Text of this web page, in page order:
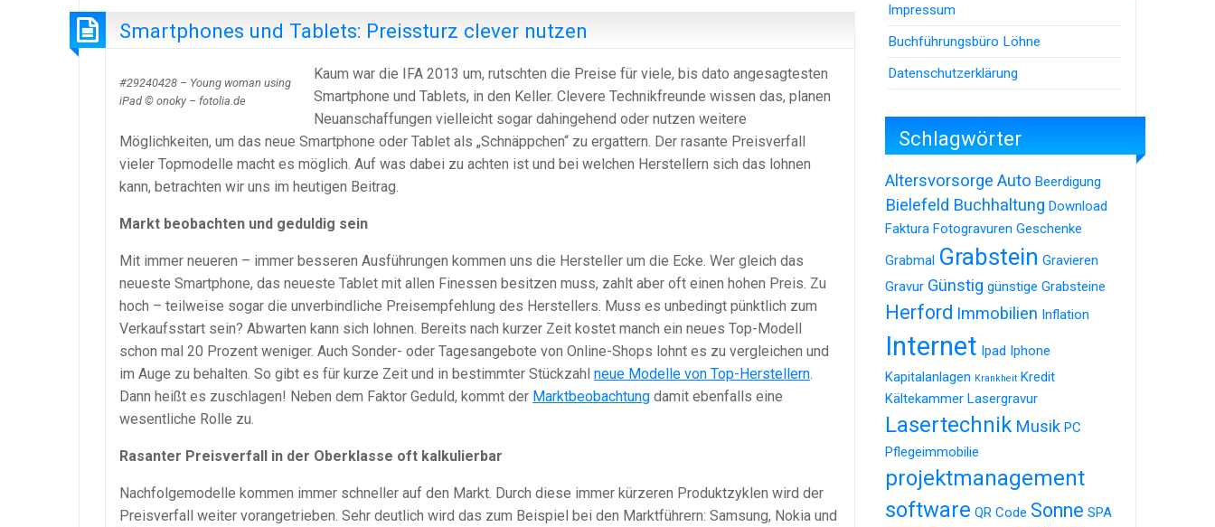
Smartphones und Tablets: Preissturz clever nutzen
#29240428 – Young woman using
iPad © onoky – fotolia.de
Kaum war die IFA 2013 um, rutschten die Preise für viele, bis dato angesagtesten
Smartphone und Tablets, in den Keller. Clevere Technikfreunde wissen das, planen
Neuanschaffungen vielleicht sogar dahingehend oder nutzen weitere
Möglichkeiten, um das neue Smartphone oder Tablet als „Schnäppchen“ zu ergattern. Der rasante Preisverfall
vieler Topmodelle macht es möglich. Auf was dabei zu achten ist und bei welchen Herstellern sich das lohnen
kann, betrachten wir uns im heutigen Beitrag.
Markt beobachten und geduldig sein
Mit immer neueren – immer besseren Ausführungen kommen uns die Hersteller um die Ecke. Wer gleich das
neueste Smartphone, das neueste Tablet mit allen Finessen besitzen muss, zahlt aber oft einen hohen Preis. Zu
hoch – teilweise sogar die unverbindliche Preisempfehlung des Herstellers. Muss es unbedingt pünktlich zum
Verkaufsstart sein? Abwarten kann sich lohnen. Bereits nach kurzer Zeit kostet manch ein neues Top-Modell
schon mal 20 Prozent weniger. Auch Sonder- oder Tagesangebote von Online-Shops lohnt es zu vergleichen und
im Auge zu behalten. So gibt es für kurze Zeit und in bestimmter Stückzahl neue Modelle von Top-Herstellern.
Dann heißt es zuschlagen! Neben dem Faktor Geduld, kommt der Marktbeobachtung damit ebenfalls eine
wesentliche Rolle zu.
Rasanter Preisverfall in der Oberklasse oft kalkulierbar
Nachfolgemodelle kommen immer schneller auf den Markt. Durch diese immer kürzeren Produktzyklen wird der
Preisverfall weiter vorangetrieben. Sehr deutlich wird das zum Beispiel bei den Marktführern: Samsung, Nokia und
Impressum
Buchführungsbüro Löhne
Datenschutzerklärung
Schlagwörter
Altersvorsorge Auto Beerdigung
Bielefeld Buchhaltung Download
Faktura Fotogravuren Geschenke
Grabmal Grabstein Gravieren
Gravur Günstig günstige Grabsteine
Herford Immobilien Inflation
Internet Ipad Iphone
Kapitalanlagen Krankheit Kredit
Kältekammer Lasergravur
Lasertechnik Musik PC
Pflegeimmobilie
projektmanagement
software QR Code Sonne SPA